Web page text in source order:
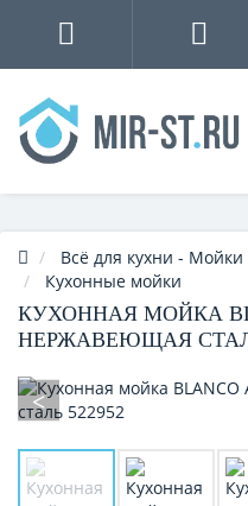
Всё для кухни - Мойки
Кухонные мойки
КУХОННАЯ МОЙКА
НЕРЖАВЕЮЩАЯ